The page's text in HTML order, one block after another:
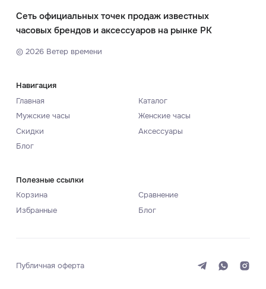
Сеть официальных точек продаж известных
часовых брендов и аксессуаров на рынке РК
© 2026Ветер времени
Навигация
Главная
Каталог
Мужские часы
Женские часы
Скидки
Аксессуары
Блог
Полезные ссылки
Корзина
Сравнение
Избранные
Блог
Публичная оферта Светлая